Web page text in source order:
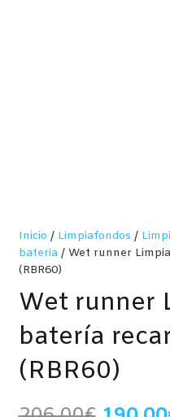
Inicio / Limpiafondos /
bateria/ Wet runner
(RBR60)
Wet runner
batería
(RBR60)